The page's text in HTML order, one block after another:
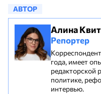
АВТОР
Алина
Репортер
года, имеет
редакторской
политике,
интервью.